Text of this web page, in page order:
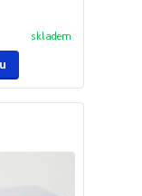
skladem